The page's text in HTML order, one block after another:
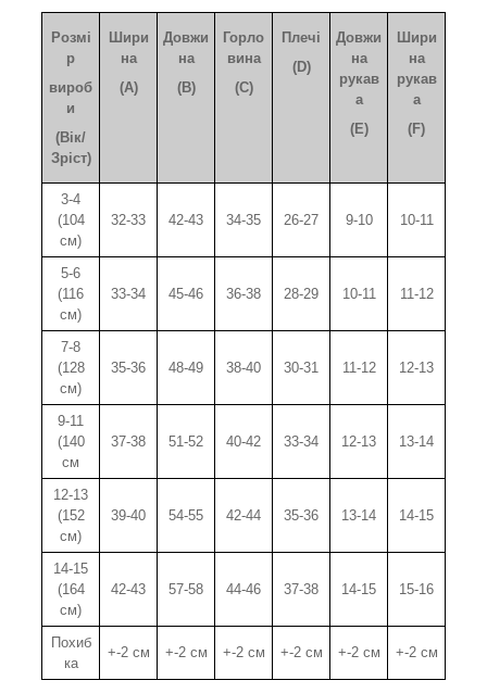
Розмі
р
вироб
и
(Вік/
Зріст)
Шири
на
(A)
Довжи
на
(B)
Горло
вина
(C)
Плечі
(D)
Довжи
на
рукав
а
(E)
Шири
на
рукав
а
(F)
3-4
(104
см)
32-33 42-43 34-35 26-27 9-10 10-11
5-6
(116
см)
33-34 45-46 36-38 28-29 10-11 11-12
7-8
(128
см)
35-36 48-49 38-40 30-31 11-12 12-13
9-11
(140
см
37-38 51-52 40-42 33-34 12-13 13-14
12-13
(152
см)
39-40 54-55 42-44 35-36 13-14 14-15
14-15
(164
см)
42-43 57-58 44-46 37-38 14-15 15-16
Похиб
ка
+-2 см +-2 см +-2 см +-2 см +-2 см +-2 см